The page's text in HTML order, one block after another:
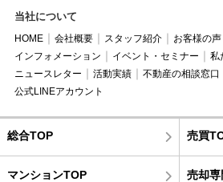
当社について
HOME 会社概要 スタッフ紹介 お客様の声
インフォメーション
イベント・セミナー
私
ニュースレター
活動実績 不動産の相談窓口
公式LINEアカウント
総合TOP 売買
マンションTOP 売却専